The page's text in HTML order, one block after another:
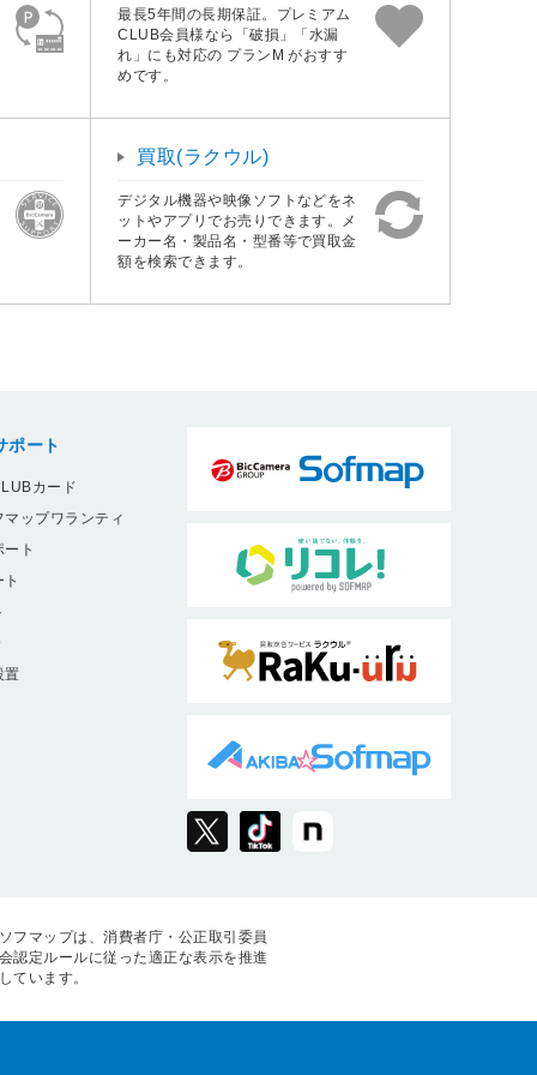
最長5年間の長期保証。プレミアム
CLUB会員様なら「破損」「水漏
れ」にも対応の プランM がおすす
めです。
買取(ラクウル)
デジタル機器や映像ソフトなどをネ
ットやアプリでお売りできます。メ
ーカー名・製品名・型番等で買取金
額を検索できます。
ポート
カード
ップワランティ
ト
置
ソフマップは、消費者庁・公正取引委員
会認定ルールに従った適正な表示を推進
しています。